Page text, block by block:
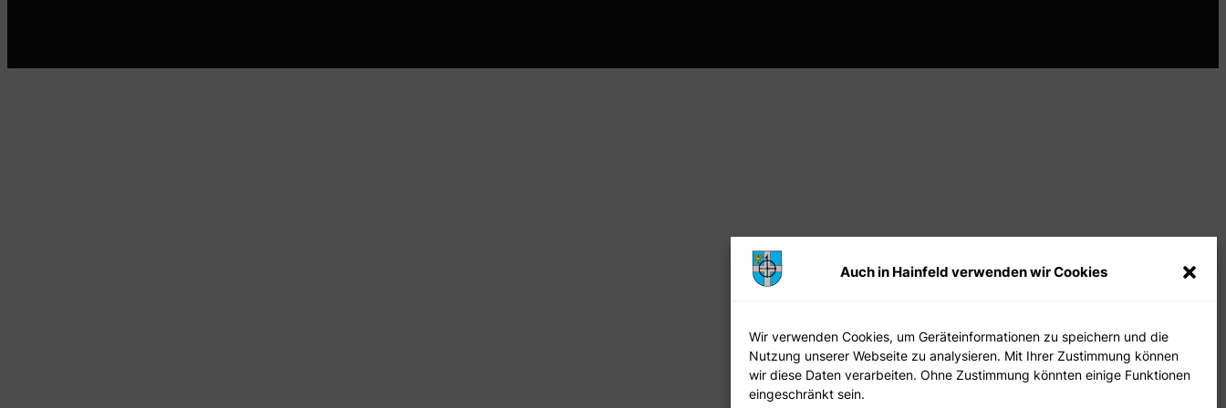
Auch in Hainfeld verwenden wir Cookies
Wir verwenden Cookies, um Geräteinformationen zu speichern und die
Nutzung unserer Webseite zu analysieren. Mit Ihrer Zustimmung können
wir diese Daten verarbeiten. Ohne Zustimmung könnten einige Funktionen
eingeschränkt sein.